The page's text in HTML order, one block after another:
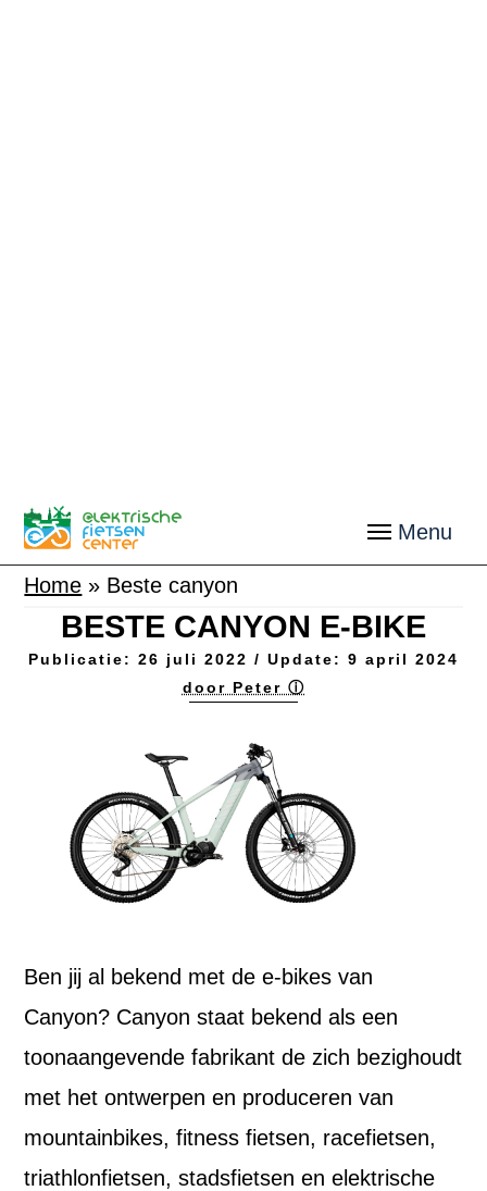
Home » Beste canyon
BESTE CANYON E-BIKE
Publicatie: 26 juli 2022 / Update: 9 april 2024
door Peter ⓘ
Ben jij al bekend met de e-bikes van
Canyon? Canyon staat bekend als een
toonaangevende fabrikant de zich bezighoudt
met het ontwerpen en produceren van
mountainbikes, fitness fietsen, racefietsen,
triathlonfietsen, stadsfietsen en elektrische